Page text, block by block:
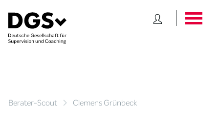
Berater-Scout Clemens Grünbeck